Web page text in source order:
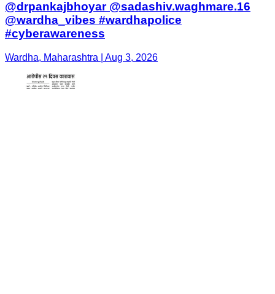
@drpankajbhoyar @sadashiv.waghmare.16
@wardha_vibes #wardhapolice
#cyberawareness
Wardha, Maharashtra | Aug 3, 2026